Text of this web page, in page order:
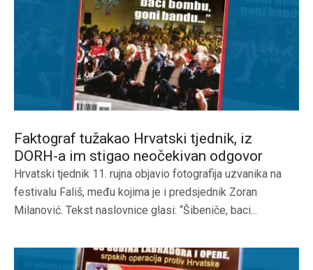
Faktograf tužakao Hrvatski tjednik, iz
DORH-a im stigao neočekivan odgovor
Hrvatski tjednik 11. rujna objavio fotografija uzvanika na
festivalu Fališ, među kojima je i predsjednik Zoran
Milanović. Tekst naslovnice glasi: “Šibeniče, baci...